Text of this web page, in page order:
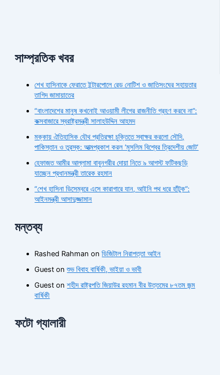
সাম্প্রতিক খবর
শেখ হাসিনাকে ফেরাতে ইন্টারপোলে রেড নোটিশ ও জাতিসংঘের সহায়তার
তাগিদ জামায়াতের
“বাংলাদেশের মানুষ কখনোই আওয়ামী লীগের রাজনীতি গ্রহণ করবে না”:
কক্সবাজারে স্বরাষ্ট্রমন্ত্রী সালাহউদ্দিন আহমদ
মক্কায় ঐতিহাসিক যৌথ প্রতিরক্ষা চুক্তিতে স্বাক্ষর করলো সৌদি,
পাকিস্তান ও তুরস্ক: আত্মপ্রকাশ করল ‘মুসলিম বিশ্বের ত্রিদেশীয় জোট’
হেফাজত আমীর আল্লামা বাবুনগরীর দোয়া নিতে ৯ আগস্ট ফটিকছড়ি
যাচ্ছেন প্রধানমন্ত্রী তারেক রহমান
“শেখ হাসিনা ডিসেম্বরে এসে কারাগারে যান, আইনি পথ ধরে হাঁটুক”:
আইনমন্ত্রী আসাদুজ্জামান
মন্তব্য
Rashed Rahman onডিজিটাল নিরাপত্তা আইন
Guest onশুভ বিবাহ বার্ষিকী, ভাইয়া ও ভাবী
Guest onশহীদ রাষ্ট্রপতি জিয়াউর রহমান বীর উত্তমের ৮৭তম জন্ম
বার্ষিকী
ফটো গ্যালারী